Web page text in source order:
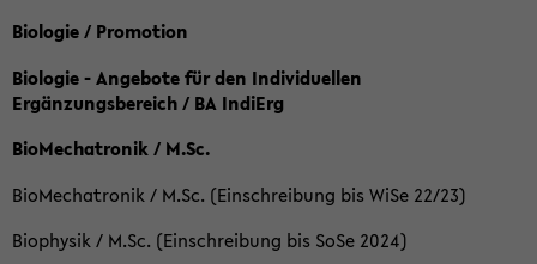
Biologie / Promotion
Biologie - Angebote für den Individuellen
Ergänzungsbereich / BA IndiErg
BioMechatronik / M.Sc.
BioMechatronik / M.Sc. (Einschreibung bis WiSe 22/23)
Biophysik / M.Sc. (Einschreibung bis SoSe 2024)